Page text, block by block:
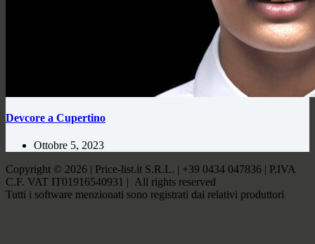
Devcore a Cupertino
Ottobre 5, 2023
Copyright © 2026 | Price-list.it S.R.L. | +39 0434 047836 | P.IVA
C.F. VAT IT01916540931 | All rights reserved
Tutti i software menzionati sono registrati dai relativi produttori